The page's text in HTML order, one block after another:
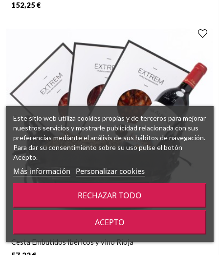
152,25 €
Cesta Embutidos Ibéricos y vino Rioja
Este sitio web utiliza cookies propias y de terceros para mejorar
nuestros servicios y mostrarle publicidad relacionada con sus
preferencias mediante el análisis de sus hábitos de navegación.
Para dar su consentimiento sobre su uso pulse el botón
Acepto.
Más información Personalizar cookies
RECHAZAR TODO
ACEPTO